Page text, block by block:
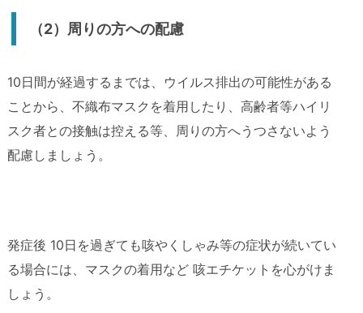
（2）周りの方への配慮
10日間が経過するまでは、ウイルス排出の可能性がある
ことから、不織布マスクを着用したり、高齢者等ハイリ
スク者との接触は控える等、周りの方へうつさないよう
配慮しましょう。
発症後 10日を過ぎても咳やくしゃみ等の症状が続いてい
る場合には、マスクの着用など 咳エチケットを心がけま
しょう。